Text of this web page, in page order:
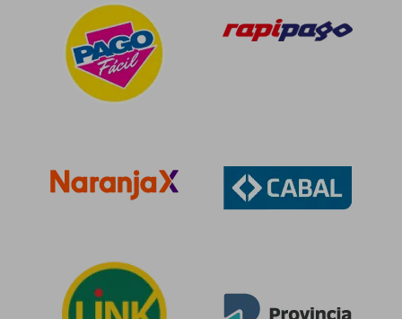
$ 152.405
50%
dcto.